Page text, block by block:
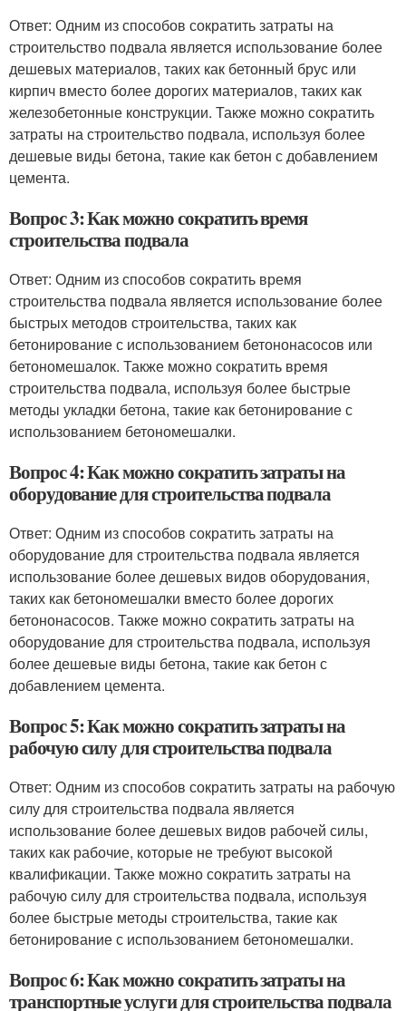
Ответ: Одним из способов сократить затраты на
строительство подвала является использование более
дешевых материалов, таких как бетонный брус или
кирпич вместо более дорогих материалов, таких как
железобетонные конструкции. Также можно сократить
затраты на строительство подвала, используя более
дешевые виды бетона, такие как бетон с добавлением
цемента.
Вопрос 3: Как можно сократить время
строительства подвала
Ответ: Одним из способов сократить время
строительства подвала является использование более
быстрых методов строительства, таких как
бетонирование с использованием бетононасосов или
бетономешалок. Также можно сократить время
строительства подвала, используя более быстрые
методы укладки бетона, такие как бетонирование с
использованием бетономешалки.
Вопрос 4: Как можно сократить затраты на
оборудование для строительства подвала
Ответ: Одним из способов сократить затраты на
оборудование для строительства подвала является
использование более дешевых видов оборудования,
таких как бетономешалки вместо более дорогих
бетононасосов. Также можно сократить затраты на
оборудование для строительства подвала, используя
более дешевые виды бетона, такие как бетон с
добавлением цемента.
Вопрос 5: Как можно сократить затраты на
рабочую силу для строительства подвала
Ответ: Одним из способов сократить затраты на рабочую
силу для строительства подвала является
использование более дешевых видов рабочей силы,
таких как рабочие, которые не требуют высокой
квалификации. Также можно сократить затраты на
рабочую силу для строительства подвала, используя
более быстрые методы строительства, такие как
бетонирование с использованием бетономешалки.
Вопрос 6: Как можно сократить затраты на
транспортные услуги для строительства подвала